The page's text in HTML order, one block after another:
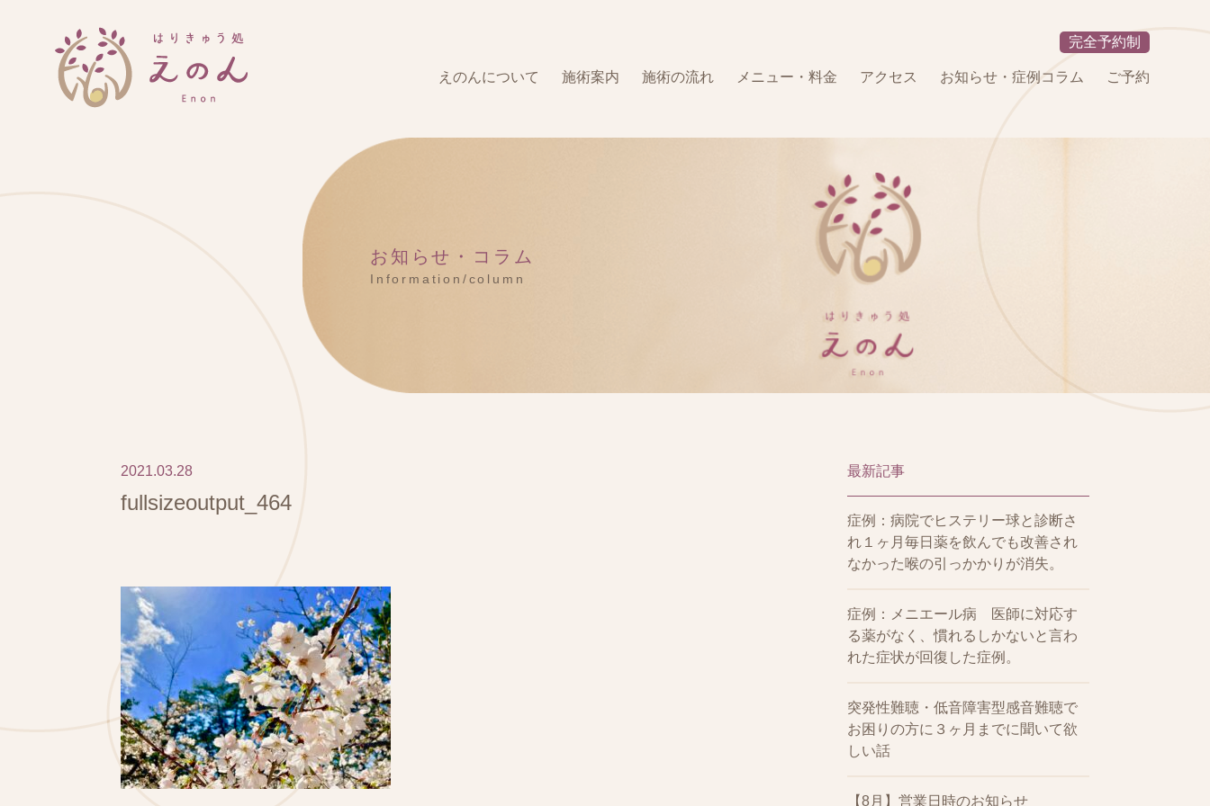
完全予約制
えのんについて 施術案内 施術の流れ メニュー・料金 アクセス お知らせ・症例コラム ご予約
お知らせ・コラム
Information/column
2021.03.28
fullsizeoutput_464
最新記事
症例：病院でヒステリー球と診断さ
れ１ヶ月毎日薬を飲んでも改善され
なかった喉の引っかかりが消失。
症例：メニエール病 医師に対応す
る薬がなく、慣れるしかないと言わ
れた症状が回復した症例。
突発性難聴・低音障害型感音難聴で
お困りの方に３ヶ月までに聞いて欲
しい話
【8月】営業日時のお知らせ